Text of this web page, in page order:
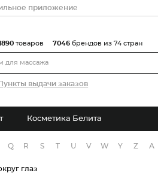
приложение
выдачи заказов
товаров 7046 брендов из 74 стран
Косметика Белита
Q R S T U V W Y Z А
глаз